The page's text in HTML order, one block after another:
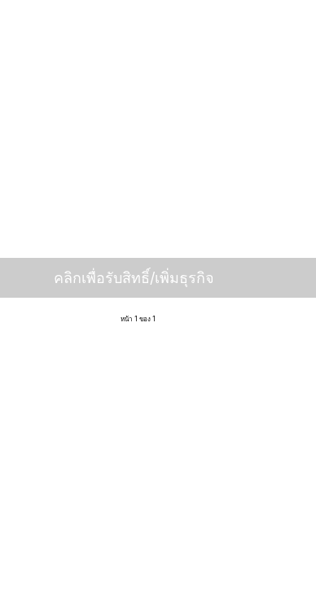
คลิกเพื่อรับสิทธิ์/เพิ่มธุรกิจ
หน้า 1 ของ 1